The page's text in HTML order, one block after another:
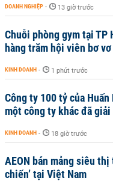
DOANH NGHIỆP - 13 giờ trước
Chuỗi phòng gym tại TP
hàng trăm hội viên bơ vơ
KINH DOANH - 1 phút trước
Công ty 100 tỷ của Huấn
một công ty khác đã
KINH DOANH - 18 giờ trước
AEON bán mảng siêu
chiến’ tại Việt Nam